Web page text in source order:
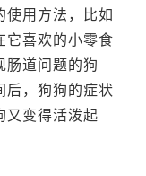
使用方法，比如
它喜欢的小零食
肠道问题的狗
后，狗狗的症状
又变得活泼起